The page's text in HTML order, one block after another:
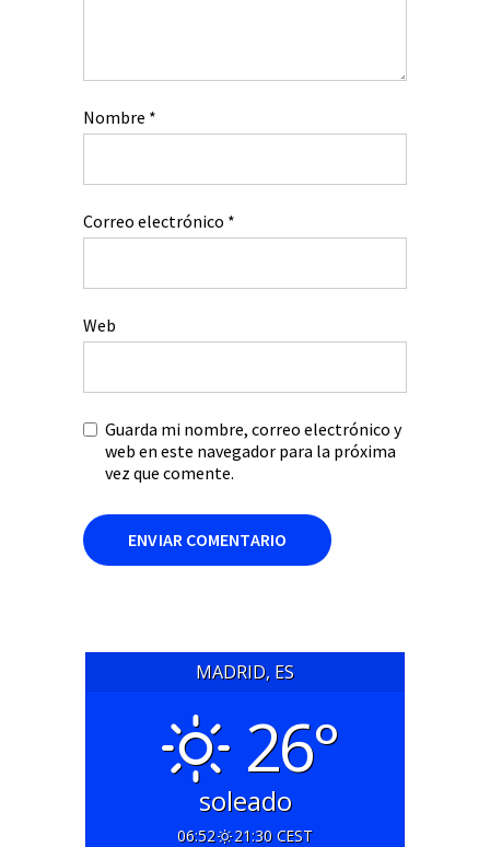
Nombre *
Correo electrónico *
Web
Guarda mi nombre, correo electrónico y
web en este navegador para la próxima
vez que comente.
MADRID, ES
26°
soleado
06:52 21:30 CEST